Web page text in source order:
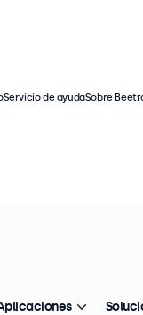
Servicio de ayudaSobre